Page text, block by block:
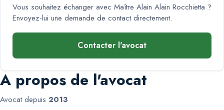
Vous souhaitez échanger avec Maître Alain Alain Rocchietta ?
Envoyez-lui une demande de contact directement.
Contacter l'avocat
A propos de l'avocat
Avocat depuis 2013